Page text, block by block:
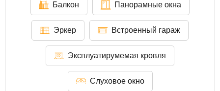
Балкон Панорамные окна
Эркер Встроенный гараж
Эксплуатирумемая кровля
Слуховое окно